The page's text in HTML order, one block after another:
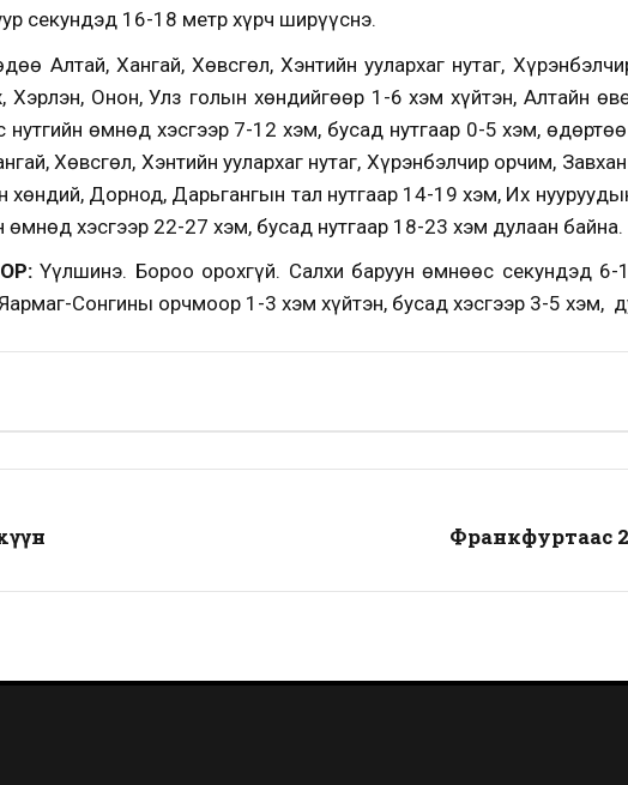
секундэд 16-18 метр хүрч ширүүснэ.
Алтай, Хангай, Хөвсгөл, Хэнтийн уулархаг нутаг,
Хэрлэн, Онон, Улз голын хөндийгөөр 1-6 хэм хүйтэн, Алтайн
нутгийн өмнөд хэсгээр 7-12 хэм, бусад нутгаар 0-5 хэм,
Хөвсгөл, Хэнтийн уулархаг нутаг, Хүрэнбэлчир орчим,
хөндий, Дорнод, Дарьгангын тал нутгаар 14-19 хэм, Их
өмнөд хэсгээр 22-27 хэм, бусад нутгаар 18-23 хэм дулаан байна.
Үүлшинэ. Бороо орохгүй. Салхи баруун өмнөөс секундэд 6-
Сонгины орчмоор 1-3 хэм хүйтэн, бусад хэсгээр 3-5 хэм,
Франкфуртаас